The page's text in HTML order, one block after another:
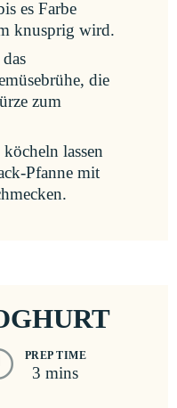
es Farbe
knusprig wird.
die
zum
lassen
Pfanne mit
PREP TIME
3 mins